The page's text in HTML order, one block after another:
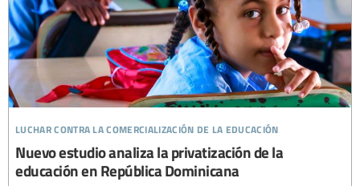
luchar contra la comercialización de la educación
Nuevo estudio analiza la privatización de la
educación en República Dominicana